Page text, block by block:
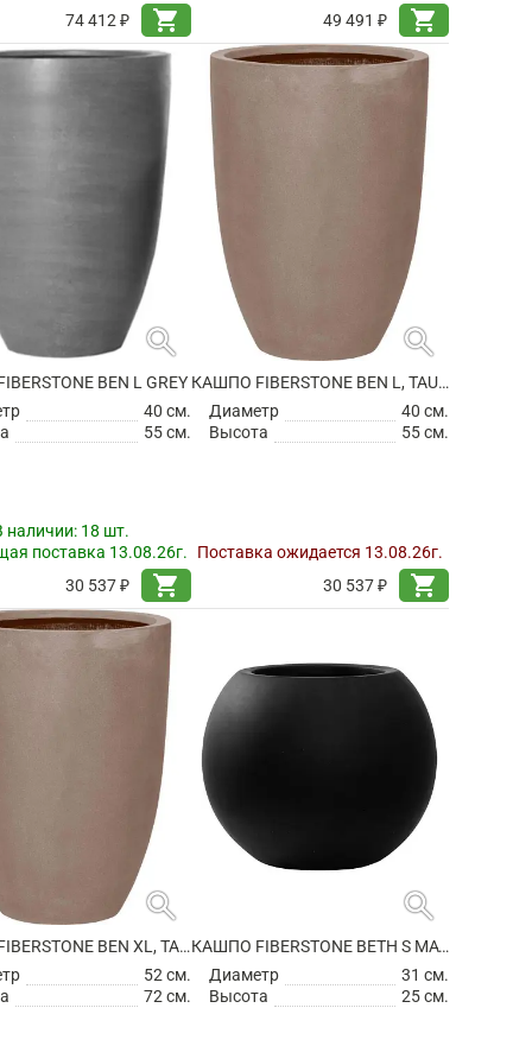
74 412 ₽
shopping_cart
49 491 ₽
shopping_cart
search
BEN L GREY
40 см.
55 см.
наличии: 18 шт.
поставка 13.08.26г.
30 537 ₽
shopping_cart
search
КАШПО FIBERSTONE BEN L, TAUPE
Диаметр
40 см.
Высота
55 см.
Поставка ожидается 13.08.26г.
30 537 ₽
shopping_cart
search
КАШПО FIBERSTONE BEN XL, TAUPE
52 см.
72 см.
search
КАШПО FIBERSTONE BETH S MATT BLACK
Диаметр
31 см.
Высота
25 см.